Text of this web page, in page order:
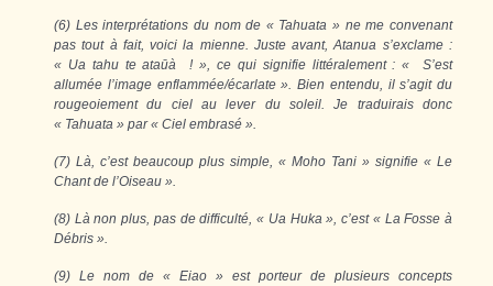
(6) Les interprétations du nom de « Tahuata » ne me convenant
pas tout à fait, voici la mienne. Juste avant, Atanua s’exclame :
« Ua tahu teataūà
! », ce qui signifie littéralement : « S’est
allumée l’image enflammée/écarlate ». Bien entendu, il s’agit du
rougeoiement du ciel au lever du soleil. Je traduirais donc
« Tahuata » par « Ciel embrasé ».
(7) Là, c’est beaucoup plus simple, « Moho Tani » signifie « Le
Chant de l’Oiseau ».
(8) Là non plus, pas de difficulté, « Ua Huka », c’est « La Fosse à
Débris ».
(9) Le nom de « Eiao » est porteur de plusieurs concepts